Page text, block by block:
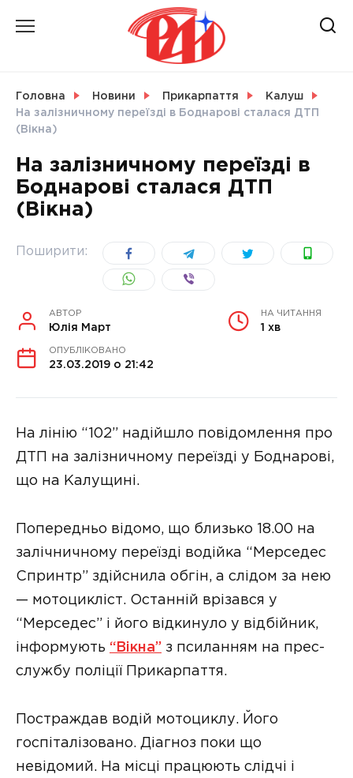
СВІТ
УКРАЇНА
Головна Новини Прикарпаття
Калуш
На залізничному переїзді в Боднарові сталася ДТП
(Вікна)
На залізничному переїзді в
Боднарові сталася ДТП
(Вікна)
Поширити:
АВТОР
Юлія Март
НА ЧИТАННЯ
1 хв
ОПУБЛІКОВАНО
23.03.2019 о 21:42
На лінію “102” надійшло повідомлення про
ДТП на залізничному переїзді у Боднарові,
що на Калущині.
Попередньо відомо, що близько 18.00 на
залічничному переїзді водійка “Мерседес
Спринтр” здійснила обгін, а слідом за нею
— мотоцикліст. Останній врізався у
“Мерседес” і його відкинуло у відбійник,
інформують “Вікна” з псиланням на прес-
службу поліції Прикарпаття.
Постраждав водій мотоциклу. Його
госпіталізовано. Діагноз поки що
невідомий. На місці працюють слідчі і